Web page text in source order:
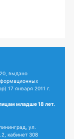
выдано
17 января 2011 г.
младше 18 лет.
ул.
кабинет 308